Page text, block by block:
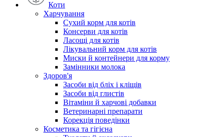
Коти
Харчування
Сухий корм для котів
Консерви для котів
Ласощі для котів
Лікувальний корм для котів
Миски й контейнери для корму
Замінники молока
Здоров'я
Засоби від бліх і кліщів
Засоби від глистів
Вітаміни й харчові добавки
Ветеринарні препарати
Корекція поведінки
Косметика та гігієна